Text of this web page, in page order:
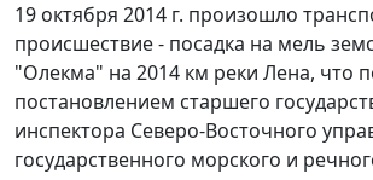
19 октября 2014 г. произошло
происшествие - посадка на мель
"Олекма" на 2014 км реки Лена, что
постановлением старшего
инспектора Северо-Восточного
государственного морского и